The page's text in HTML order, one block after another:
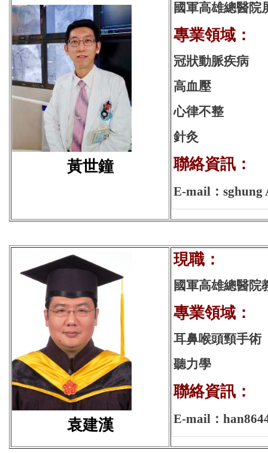
黃世鐘
國軍高雄總醫院
專業領域：
冠狀動脈疾病
高血壓
心律不整
針灸
聯絡資訊：
E-mail：sghung
袁建漢
現
國軍高雄總醫院
專業領域：
耳鼻喉頭頸手術
聽力學
聯絡資訊：
E-mail：